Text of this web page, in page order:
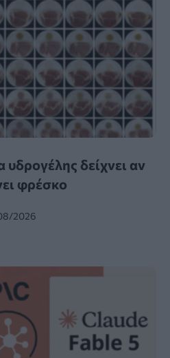
δείχνει αν
φρέσκο
2026